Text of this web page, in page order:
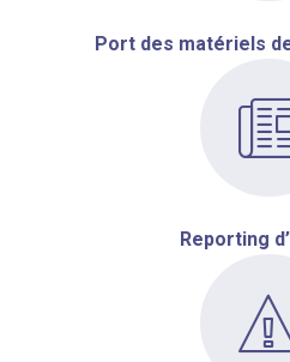
Port des matériels
Reporting